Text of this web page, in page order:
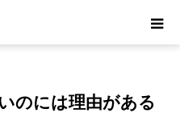
のDX化が進まないのには理由がある
のには理由がある